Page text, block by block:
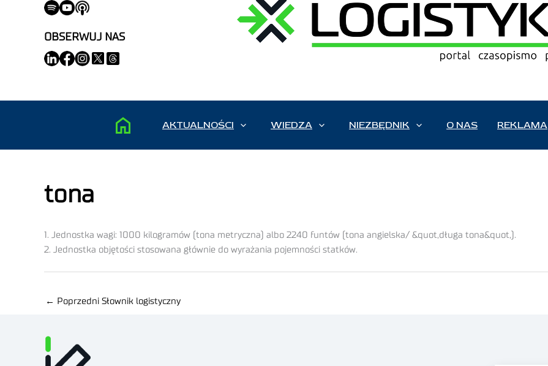
OBSERWUJ NAS
AKTUALNOŚCI WIEDZA NIEZBĘDNIK O NAS REKLAMA
tona
1. Jednostka wagi: 1000 kilogramów (tona metryczna) albo 2240 funtów (tona angielska/ &quot,długa tona&quot,).
2. Jednostka objętości stosowana głównie do wyrażania pojemności statków.
← Poprzedni Słownik logistyczny